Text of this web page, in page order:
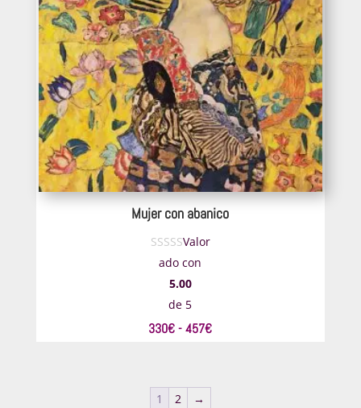
Mujer con abanico
Valor
ado con
5.00
de 5
330€ - 457€Rango
1 2 →